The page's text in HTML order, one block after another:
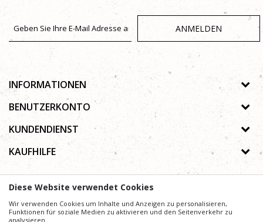
ANMELDEN
INFORMATIONEN
Über uns
Geschäfte
Zusammenarbeit
BENUTZERKONTO
Registrierungsanweisungen
Passwort vergessen
KUNDENDIENST
Datenschutz-Bestimmungen
Nutzungsbedingungen
KAUFHILFE
Häufig gestellte Fragen
Wir geben unsMühe,die Beschreibung von Produkten, Anzeige von Bildern und
Preise präzise und Profesionell wie möglich zu gestalten. Wir können jedoch nicht
garantieren, dass alle Informationen vollständig und fehlerfrei sind.
Diese Website verwendet Cookies
Wir verwenden Cookies um Inhalte und Anzeigen zu personalisieren,
Funktionen für soziale Medien zu aktivieren und den Seitenverkehr zu
analysieren.